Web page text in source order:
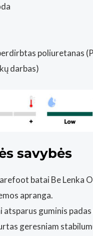
poliuretanas
darbas)
savybės
batai Be Lenka
apranga.
atsparus guminis
geresniam